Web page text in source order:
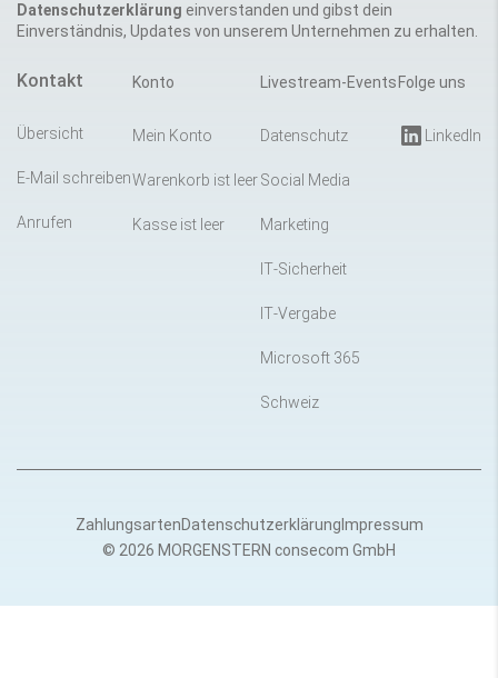
Datenschutzerklärung einverstanden und gibst dein
Einverständnis, Updates von unserem Unternehmen zu erhalten.
Kontakt
Übersicht
E-Mail schreiben
Anrufen
Konto
Mein Konto
Warenkorb ist leer
Kasse ist leer
Livestream-Events
Datenschutz
Social Media
Marketing
IT-Sicherheit
IT-Vergabe
Microsoft 365
Schweiz
Folge uns
LinkedIn
© 2026 MORGENSTERN consecom GmbH
ZahlungsartenDatenschutzerklärung Impressum